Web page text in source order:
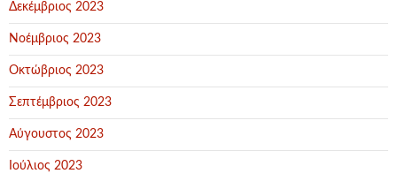
Δεκέμβριος 2023
Νοέμβριος 2023
Οκτώβριος 2023
Σεπτέμβριος 2023
Αύγουστος 2023
Ιούλιος 2023